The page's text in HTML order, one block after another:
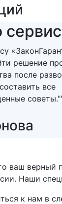
решение
после
все
ваш
Наши
к нам в